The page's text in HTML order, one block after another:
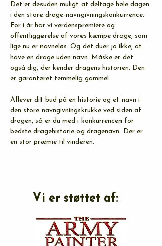
Det er desuden muligt at deltage hele dagen
i den store drage-navngivningskonkurrence.
For i år har vi verdenspremiere og
offentliggørelse af vores kæmpe drage, som
lige nu er navneløs. Og det duer jo ikke, at
have en drage uden navn. Måske er det
også dig, der kender dragens historien. Den
er garanteret temmelig gammel.
Aflever dit bud på en historie og et navn i
den store navngivningskrukke ved siden af
dragen, så er du med i konkurrencen for
bedste dragehistorie og dragenavn. Der er
en stor præmie til vinderen.
Vi er støttet af: